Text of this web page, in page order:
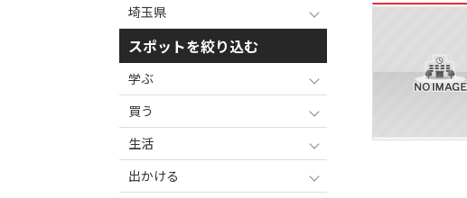
埼玉県
スポットを絞り込む
学ぶ
買う
生活
出かける